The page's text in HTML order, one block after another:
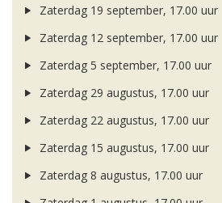
Zaterdag 19 september, 17.00 uur
Zaterdag 12 september, 17.00 uur
Zaterdag 5 september, 17.00 uur
Zaterdag 29 augustus, 17.00 uur
Zaterdag 22 augustus, 17.00 uur
Zaterdag 15 augustus, 17.00 uur
Zaterdag 8 augustus, 17.00 uur